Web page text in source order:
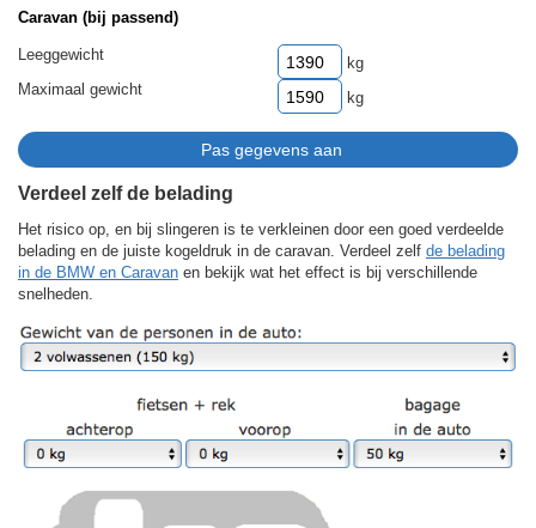
Caravan (bij passend)
Leeggewicht
kg
Maximaal gewicht
kg
Verdeel zelf de belading
Het risico op, en bij slingeren is te verkleinen door een goed verdeelde
belading en de juiste kogeldruk in de caravan. Verdeel zelf de belading
in de BMW en Caravan en bekijk wat het effect is bij verschillende
snelheden.